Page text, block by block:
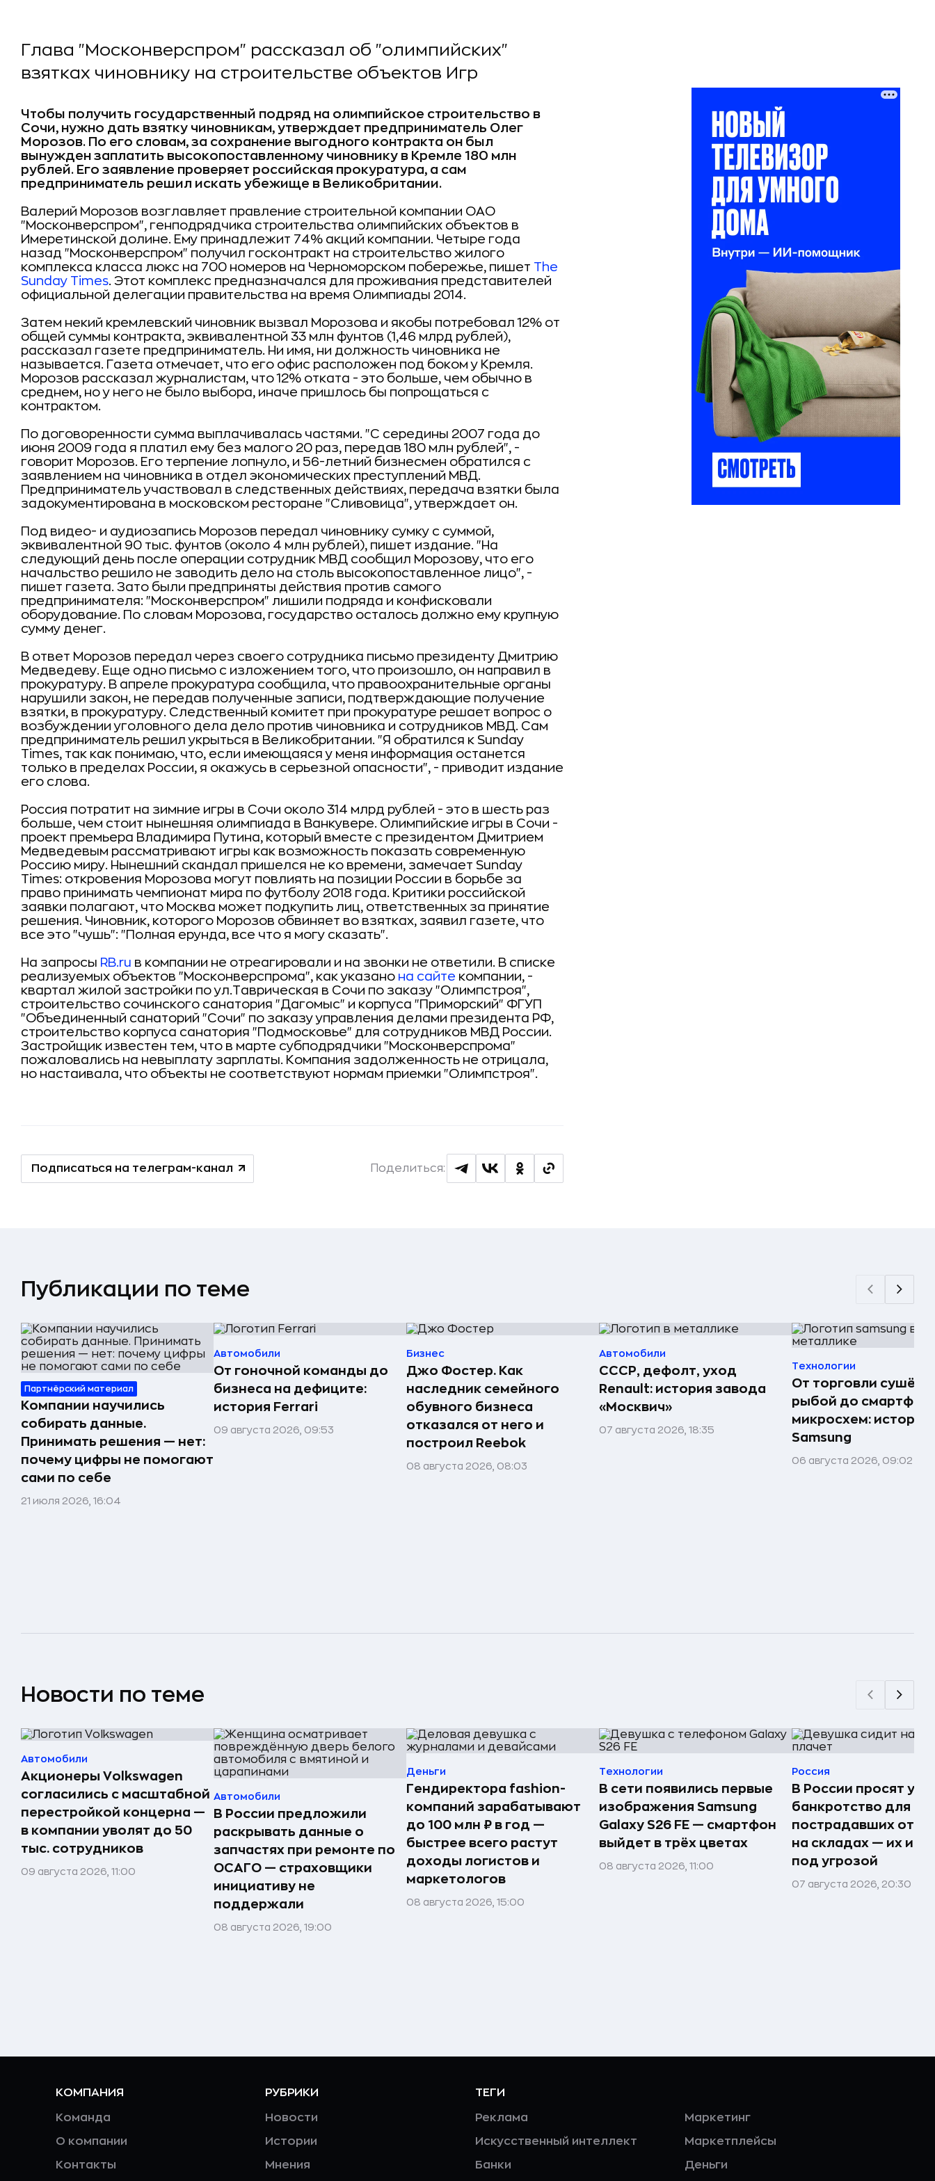
Глава "Москонверспром" рассказал об "олимпийских"
взятках чиновнику на строительстве объектов Игр
Чтобы получить государственный подряд на олимпийское строительство в
Сочи, нужно дать взятку чиновникам, утверждает предприниматель Олег
Морозов. По его словам, за сохранение выгодного контракта он был
вынужден заплатить высокопоставленному чиновнику в Кремле 180 млн
рублей. Его заявление проверяет российская прокуратура, а сам
предприниматель решил искать убежище в Великобритании.
Валерий Морозов возглавляет правление строительной компании ОАО
"Москонверспром", генподрядчика строительства олимпийских объектов в
Имеретинской долине. Ему принадлежит 74% акций компании. Четыре года
назад "Москонверспром" получил госконтракт на строительство жилого
комплекса класса люкс на 700 номеров на Черноморском побережье, пишет The
Sunday Times. Этот комплекс предназначался для проживания представителей
официальной делегации правительства на время Олимпиады 2014.
Затем некий кремлевский чиновник вызвал Морозова и якобы потребовал 12% от
общей суммы контракта, эквивалентной 33 млн фунтов (1,46 млрд рублей),
рассказал газете предприниматель. Ни имя, ни должность чиновника не
называется. Газета отмечает, что его офис расположен под боком у Кремля.
Морозов рассказал журналистам, что 12% отката - это больше, чем обычно в
среднем, но у него не было выбора, иначе пришлось бы попрощаться с
контрактом.
По договоренности сумма выплачивалась частями. "С середины 2007 года до
июня 2009 года я платил ему без малого 20 раз, передав 180 млн рублей", -
говорит Морозов. Его терпение лопнуло, и 56-летний бизнесмен обратился с
заявлением на чиновника в отдел экономических преступлений МВД.
Предприниматель участвовал в следственных действиях, передача взятки была
задокументирована в московском ресторане "Сливовица", утверждает он.
Под видео- и аудиозапись Морозов передал чиновнику сумку с суммой,
эквивалентной 90 тыс. фунтов (около 4 млн рублей), пишет издание. "На
следующий день после операции сотрудник МВД сообщил Морозову, что его
начальство решило не заводить дело на столь высокопоставленное лицо", -
пишет газета. Зато были предприняты действия против самого
предпринимателя: "Москонверспром" лишили подряда и конфисковали
оборудование. По словам Морозова, государство осталось должно ему крупную
сумму денег.
В ответ Морозов передал через своего сотрудника письмо президенту Дмитрию
Медведеву. Еще одно письмо с изложением того, что произошло, он направил в
прокуратуру. В апреле прокуратура сообщила, что правоохранительные органы
нарушили закон, не передав полученные записи, подтверждающие получение
взятки, в прокуратуру. Следственный комитет при прокуратуре решает вопрос о
возбуждении уголовного дела дело против чиновника и сотрудников МВД. Сам
предприниматель решил укрыться в Великобритании. "Я обратился к Sunday
Times, так как понимаю, что, если имеющаяся у меня информация останется
только в пределах России, я окажусь в серьезной опасности", - приводит издание
его слова.
Россия потратит на зимние игры в Сочи около 314 млрд рублей - это в шесть раз
больше, чем стоит нынешняя олимпиада в Ванкувере. Олимпийские игры в Сочи -
проект премьера Владимира Путина, который вместе с президентом Дмитрием
Медведевым рассматривают игры как возможность показать современную
Россию миру. Нынешний скандал пришелся не ко времени, замечает Sunday
Times: откровения Морозова могут повлиять на позиции России в борьбе за
право принимать чемпионат мира по футболу 2018 года. Критики российской
заявки полагают, что Москва может подкупить лиц, ответственных за принятие
решения. Чиновник, которого Морозов обвиняет во взятках, заявил газете, что
все это "чушь": "Полная ерунда, все что я могу сказать".
На запросы RB.ru в компании не отреагировали и на звонки не ответили. В списке
реализуемых объектов "Москонверспрома", как указано на сайте компании, -
квартал жилой застройки по ул.Таврическая в Сочи по заказу "Олимпстроя",
строительство сочинского санатория "Дагомыс" и корпуса "Приморский" ФГУП
"Объединенный санаторий "Сочи" по заказу управления делами президента РФ,
строительство корпуса санатория "Подмосковье" для сотрудников МВД России.
Застройщик известен тем, что в марте субподрядчики "Москонверспрома"
пожаловались на невыплату зарплаты. Компания задолженность не отрицала,
но настаивала, что объекты не соответствуют нормам приемки "Олимпстроя".
Подписаться на телеграм-канал Поделиться:
Публикации по теме
Партнёрский материал
Компании научились
собирать данные.
Принимать решения — нет:
почему цифры не помогают
сами по себе
21 июля 2026, 16:04
Автомобили
От гоночной команды до
бизнеса на дефиците:
история Ferrari
09 августа 2026, 09:53
Бизнес
Джо Фостер. Как
наследник семейного
обувного бизнеса
отказался от него и
построил Reebok
08 августа 2026, 08:03
Автомобили
СССР, дефолт, уход
Renault: история завода
«Москвич»
07 августа 2026, 18:35
Технологии
От торговли
рыбой до
микросхем: история
Samsung
06 августа 2026, 09:02
Новости по теме
Автомобили
Акционеры Volkswagen
согласились с масштабной
перестройкой концерна —
в компании уволят до 50
тыс. сотрудников
09 августа 2026, 11:00
Автомобили
В России предложили
раскрывать данные о
запчастях при ремонте по
ОСАГО — страховщики
инициативу не
поддержали
08 августа 2026, 19:00
Деньги
Гендиректора fashion-
компаний зарабатывают
до 100 млн ₽ в год —
быстрее всего растут
доходы логистов и
маркетологов
08 августа 2026, 15:00
Технологии
В сети появились первые
изображения Samsung
Galaxy S26 FE — смартфон
выйдет в трёх цветах
08 августа 2026, 11:00
Россия
В России просят
банкротство для
пострадавших от
на складах — их
под угрозой
07 августа 2026, 20:30
КОМПАНИЯ
Команда
О компании
Контакты
РУБРИКИ
Новости
Истории
Мнения
ТЕГИ
Реклама
Искусственный интеллект
Банки
Маркетинг
Маркетплейсы
Деньги